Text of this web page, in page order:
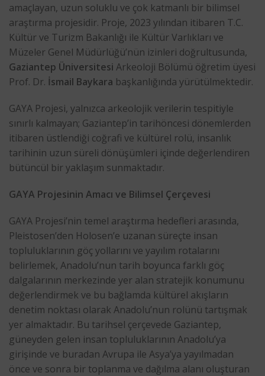
amaçlayan, uzun soluklu ve çok katmanlı bir bilimsel
araştırma projesidir. Proje, 2023 yılından itibaren T.C.
Kültür ve Turizm Bakanlığı ile Kültür Varlıkları ve
Müzeler Genel Müdürlüğü’nün izinleri doğrultusunda,
Gaziantep Üniversitesi Arkeoloji Bölümü öğretim üyesi
Prof. Dr. İsmail Baykara başkanlığında yürütülmektedir.
GAYA Projesi, yalnızca arkeolojik verilerin tespitiyle
sınırlı kalmayan; Gaziantep’in tarihöncesi dönemlerden
itibaren üstlendiği coğrafi ve kültürel rolü, insanlık
tarihinin uzun süreli dönüşümleri içinde değerlendiren
bütüncül bir yaklaşım sunmaktadır.
GAYA Projesinin Amacı ve Bilimsel Çerçevesi
GAYA Projesi’nin temel araştırma hedefleri arasında,
Pleistosen’den Holosen’e uzanan süreçte insan
topluluklarının göç yollarını ve yayılım rotalarını
belirlemek, Anadolu’nun tarih boyunca farklı göç
dalgalarının merkezinde yer alan stratejik konumunu
değerlendirmek ve bu bağlamda kültürel akışların
denetim noktası olarak Anadolu’nun rolünü tartışmak
yer almaktadır. Bu tarihsel çerçevede Gaziantep,
güneyden gelen insan topluluklarının Anadolu’ya
girişinde ve buradan Avrupa ile Asya’ya yayılmadan
önce ve sonra bir toplanma ve dağılma alanı oluşturan